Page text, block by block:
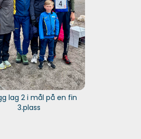
lag 2 i mål på en fin
3.plass